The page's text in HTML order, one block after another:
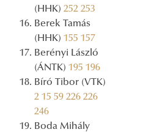
(HHK) 252 253
Berek Tamás
(HHK) 155 157
Berényi László
(ÁNTK) 195 196
Bíró Tibor (VTK)
2 15 59 226 226
246
Boda Mihály